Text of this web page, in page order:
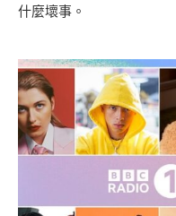
什麼壞事。